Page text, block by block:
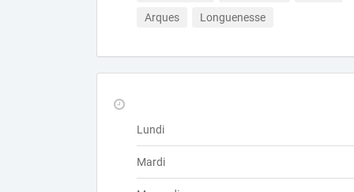
Arques
Longuenesse
Lundi
Mardi